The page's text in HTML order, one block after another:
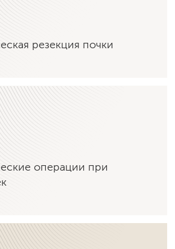
резекция почки
операции при